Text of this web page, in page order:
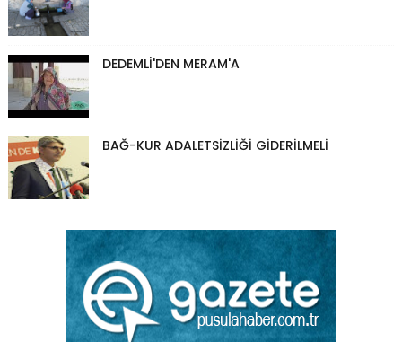
DEDEMLİ'DEN MERAM'A
BAĞ-KUR ADALETSİZLİĞİ GİDERİLMELİ